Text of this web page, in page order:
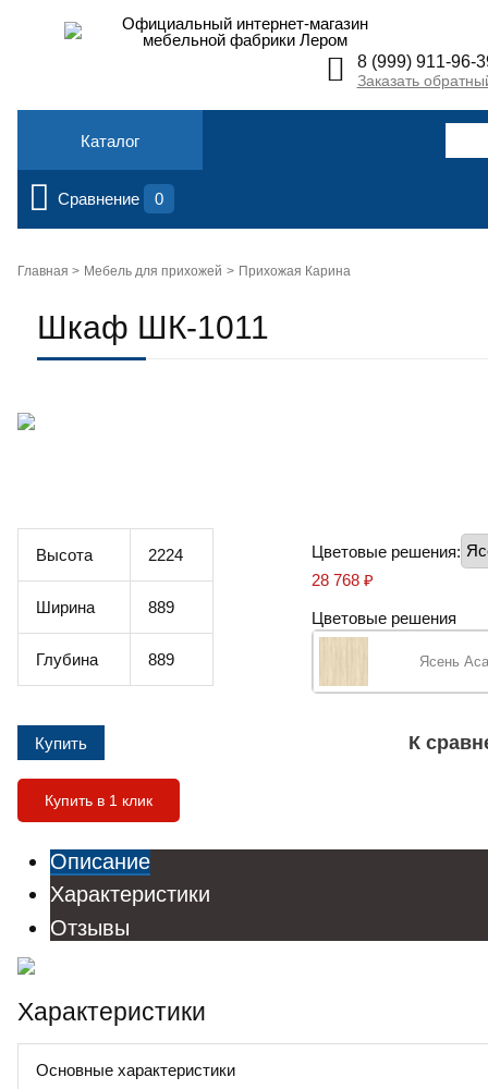
Официальный интернет-магазин
мебельной фабрики Лером
8 (999) 911-96-
Заказать
Каталог
Сравнение 0
Главная > Мебель для прихожей Прихожая Карина
Шкаф ШК-1011
Высота 2224
Ширина 889
Глубина 889
Цветовые решения:
28 768 ₽
Цветовые решения
Ясень
К
Купить в 1 клик
Описание
Характеристики
Отзывы
Характеристики
Основные характеристики